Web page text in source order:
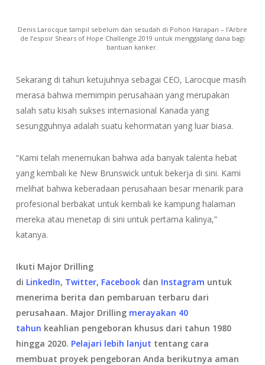
Denis Larocque tampil sebelum dan sesudah di Pohon Harapan – l’Arbre
de l’espoir Shears of Hope Challenge 2019 untuk menggalang dana bagi
bantuan kanker.
Sekarang di tahun ketujuhnya sebagai CEO, Larocque masih
merasa bahwa memimpin perusahaan yang merupakan
salah satu kisah sukses internasional Kanada yang
sesungguhnya adalah suatu kehormatan yang luar biasa.
“Kami telah menemukan bahwa ada banyak talenta hebat
yang kembali ke New Brunswick untuk bekerja di sini. Kami
melihat bahwa keberadaan perusahaan besar menarik para
profesional berbakat untuk kembali ke kampung halaman
mereka atau menetap di sini untuk pertama kalinya,”
katanya.
Ikuti Major Drilling
di LinkedIn, Twitter, Facebook dan Instagram untuk
menerima berita dan pembaruan terbaru dari
perusahaan. Major Drilling merayakan 40
tahun keahlian pengeboran khusus dari tahun 1980
hingga 2020. Pelajari lebih lanjut tentang cara
membuat proyek pengeboran Anda berikutnya aman